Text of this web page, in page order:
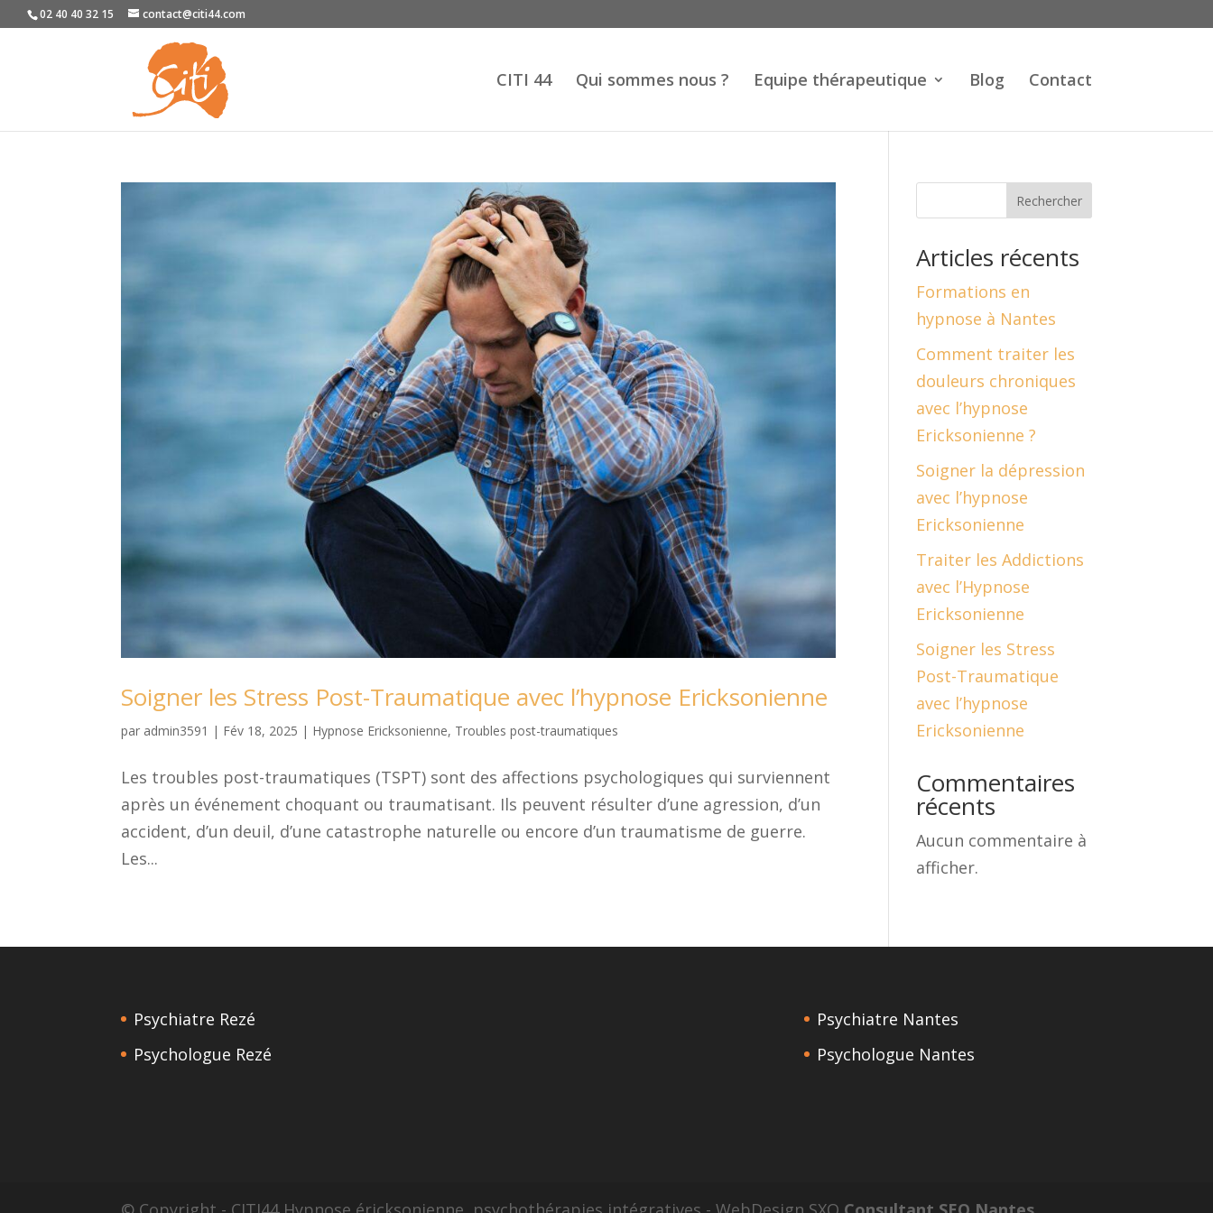
02 40 40 32 15 contact@citi44.com
CITI 44 Qui sommes nous ? Equipe thérapeutique Blog Contact
Soigner les Stress Post-Traumatique avec l’hypnose Ericksonienne
par admin3591 | Fév 18, 2025 | Hypnose Ericksonienne, Troubles post-traumatiques
Les troubles post-traumatiques (TSPT) sont des affections psychologiques qui surviennent
après un événement choquant ou traumatisant. Ils peuvent résulter d’une agression, d’un
accident, d’un deuil, d’une catastrophe naturelle ou encore d’un traumatisme de guerre.
Les...
Rechercher
Articles récents
Formations en
hypnose à Nantes
Comment traiter les
douleurs chroniques
avec l’hypnose
Ericksonienne ?
Soigner la dépression
avec l’hypnose
Ericksonienne
Traiter les Addictions
avec l’Hypnose
Ericksonienne
Soigner les Stress
Post-Traumatique
avec l’hypnose
Ericksonienne
Commentaires
récents
Aucun commentaire à
afficher.
Psychiatre Rezé
Psychologue Rezé
Psychiatre Nantes
Psychologue Nantes